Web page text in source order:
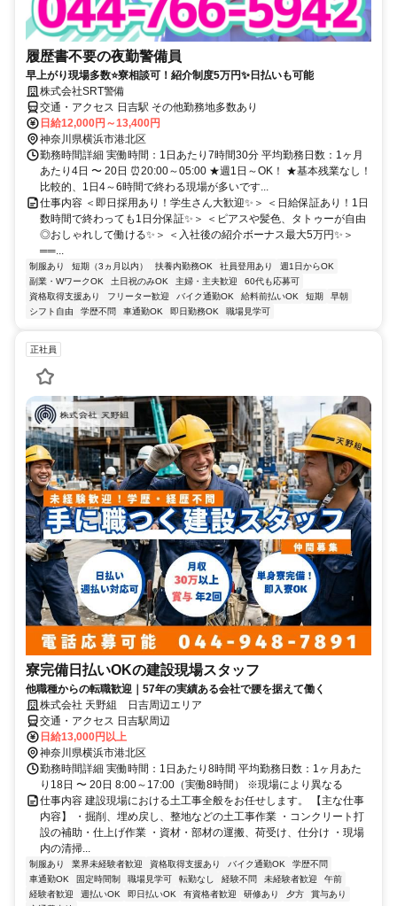
履歴書不要の夜勤警備員
早上がり現場多数⭐寮相談可！紹介制度5万円✨日払いも可能
株式会社SRT警備
交通・アクセス 日吉駅 その他勤務地多数あり
日給12,000円～13,400円
神奈川県横浜市港北区
勤務時間詳細 実働時間：1日あたり7時間30分 平均勤務日数：1ヶ月
あたり4日 〜 20日 ⏰20:00～05:00 ★週1日～OK！ ★基本残業なし！
比較的、1日4～6時間で終わる現場が多いです...
仕事内容 ＜即日採用あり！学生さん大歓迎✨＞ ＜日給保証あり！1日
数時間で終わっても1日分保証✨＞ ＜ピアスや髪色、タトゥーが自由
◎おしゃれして働ける✨＞ ＜入社後の紹介ボーナス最大5万円✨＞
══...
制服あり 短期（3ヵ月以内） 扶養内勤務OK 社員登用あり
週1日からOK
副業・WワークOK
土日祝のみOK 主婦・主夫歓迎
60代も応募可
資格取得支援あり
フリーター歓迎 バイク通勤OK 給料前払いOK 短期
早朝
シフト自由
学歴不問 車通勤OK 即日勤務OK 職場見学可
正社員
寮完備日払いOKの建設現場スタッフ
他職種からの転職歓迎｜57年の実績ある会社で腰を据えて働く
株式会社 天野組 日吉周辺エリア
交通・アクセス 日吉駅周辺
日給13,000円以上
神奈川県横浜市港北区
勤務時間詳細 実働時間：1日あたり8時間 平均勤務日数：1ヶ月あた
り18日 〜 20日 8:00～17:00（実働8時間） ※現場により異なる
仕事内容 建設現場における土工事全般をお任せします。 【主な仕事
内容】 ・掘削、埋め戻し、整地などの土工事作業 ・コンクリート打
設の補助・仕上げ作業 ・資材・部材の運搬、荷受け、仕分け ・現場
内の清掃...
制服あり 業界未経験者歓迎 資格取得支援あり バイク通勤OK
学歴不問
車通勤OK
固定時間制 職場見学可 転勤なし 経験不問 未経験者歓迎
午前
経験者歓迎
週払いOK 即日払いOK 有資格者歓迎 研修あり 夕方
賞与あり